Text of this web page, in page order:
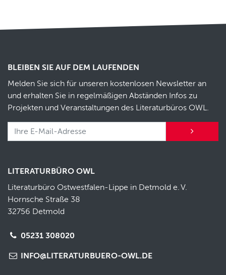
BLEIBEN SIE AUF DEM LAUFENDEN
Melden Sie sich für unseren kostenlosen Newsletter an
und erhalten Sie in regelmäßigen Abständen Infos zu
Projekten und Veranstaltungen des Literaturbüros OWL.
LITERATURBÜRO OWL
Literaturbüro Ostwestfalen-Lippe in Detmold e.V.
Hornsche Straße 38
32756 Detmold
05231 308020
INFO@LITERATURBUERO-OWL.DE